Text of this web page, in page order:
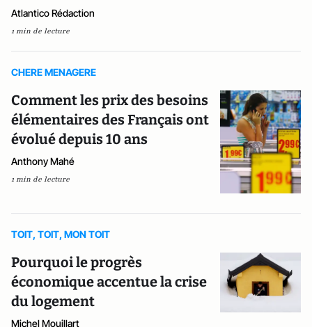
Atlantico Rédaction
1 min de lecture
CHERE MENAGERE
Comment les prix des besoins
élémentaires des Français ont
évolué depuis 10 ans
Anthony Mahé
1 min de lecture
TOIT, TOIT, MON TOIT
Pourquoi le progrès
économique accentue la crise
du logement
Michel Mouillart